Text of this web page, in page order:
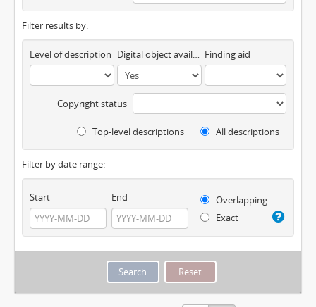
Filter results by:
Level of description Digital object available Finding aid
Copyright status
Top-level descriptions All descriptions
Filter by date range:
Start End
Overlapping
Exact